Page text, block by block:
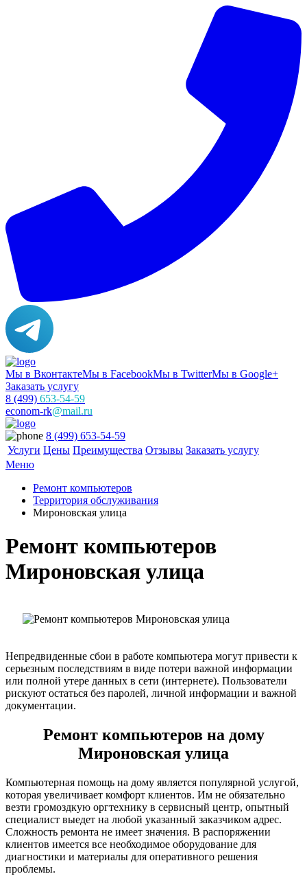
Мы в ВконтактеМы в FacebookМы в TwitterМы в Google+
Заказать услугу
8 (499) 653-54-59
econom-rk@mail.ru
8 (499) 653-54-59
Услуги Цены Преимущества Отзывы Заказать услугу
Меню
Ремонт компьютеров
Территория обслуживания
Мироновская улица
Ремонт компьютеров
Мироновская улица
Непредвиденные сбои в работе компьютера могут привести к
серьезным последствиям в виде потери важной информации
или полной утере данных в сети (интернете). Пользователи
рискуют остаться без паролей, личной информации и важной
документации.
Ремонт компьютеров на дому
Мироновская улица
Компьютерная помощь на дому является популярной услугой,
которая увеличивает комфорт клиентов. Им не обязательно
везти громоздкую оргтехнику в сервисный центр, опытный
специалист выедет на любой указанный заказчиком адрес.
Сложность ремонта не имеет значения. В распоряжении
клиентов имеется все необходимое оборудование для
диагностики и материалы для оперативного решения
проблемы.